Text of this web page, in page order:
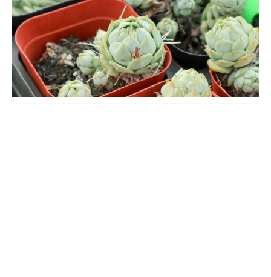
黑腐。5、其他：还有福娘、乌木、虹之玉、乙女心、白熊、黄熊
等。